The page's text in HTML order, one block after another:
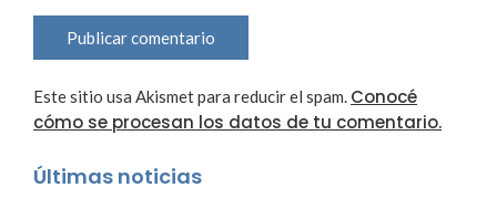
Este sitio usa Akismet para reducir el spam. Conocé
cómo se procesan los datos de tu comentario.
Últimas noticias